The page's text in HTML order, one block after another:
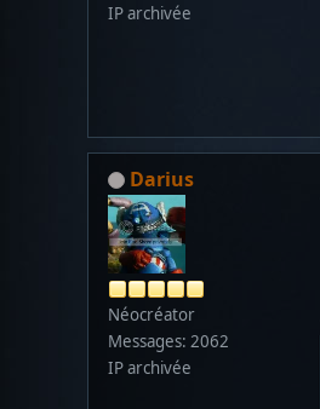
IP archivée
Darius
Néocréator
Messages: 2062
IP archivée